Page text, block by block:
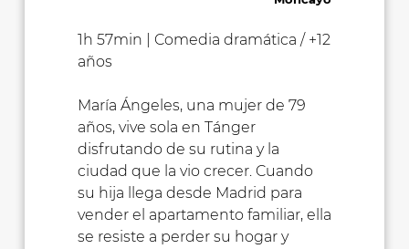
1h 57min | Comedia dramática / +12
años
María Ángeles, una mujer de 79
años, vive sola en Tánger
disfrutando de su rutina y la
ciudad que la vio crecer. Cuando
su hija llega desde Madrid para
vender el apartamento familiar, ella
se resiste a perder su hogar y